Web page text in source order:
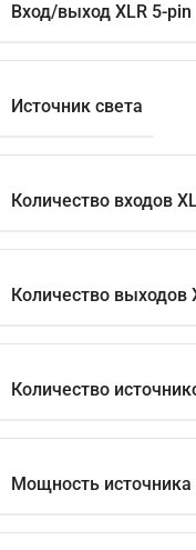
Вход/выход XLR 5-pin
Источник света
Количество входов
Количество выходов
Количество
Мощность источника